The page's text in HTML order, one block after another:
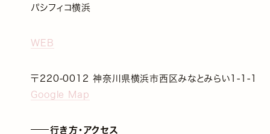
パシフィコ横浜
WEB
〒220-0012 神奈川県横浜市西区みなとみらい1-1-1
Google Map
行き方・アクセス